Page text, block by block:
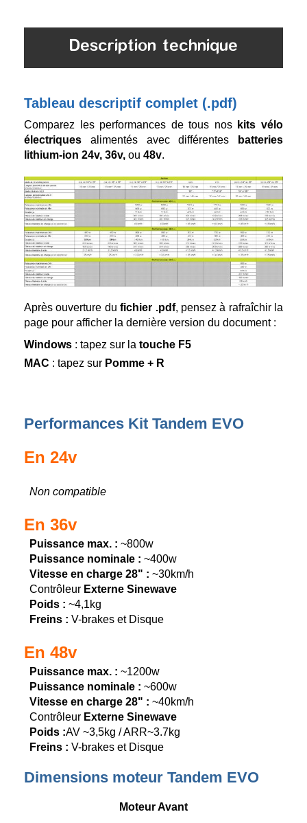
Description technique
Tableau descriptif complet (.pdf)
Comparez les performances de tous noskits vélo
électriques alimentés avec différentes
batteries
lithium-ion 24v, 36v, ou 48v.
Après ouverture du fichier .pdf, pensez à rafraîchir la
page pour afficher la dernière version du document :
Windows : tapez sur la touche F5
MAC : tapez sur Pomme + R
Performances Kit Tandem EVO
En 24v
Non compatible
En 36v
Puissance max. : ~800w
Puissance nominale : ~400w
Vitesse en charge 28" : ~30km/h
Contrôleur Externe Sinewave
Poids : ~4,1kg
Freins : V-brakes et Disque
En 48v
Puissance max. : ~1200w
Puissance nominale : ~600w
Vitesse en charge 28" : ~40km/h
Contrôleur Externe Sinewave
Poids :AV ~3,5kg / ARR~3.7kg
Freins : V-brakes et Disque
Dimensions moteur Tandem EVO
Moteur Avant